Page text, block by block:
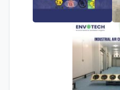
احتياجات كل منشأة
العالمية
احترافية